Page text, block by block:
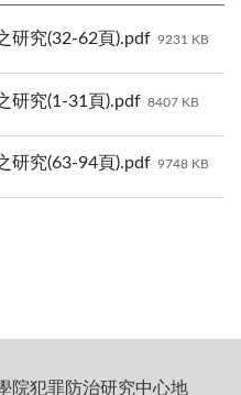
研究(32-62頁).pdf 9231 KB
研究(1-31頁).pdf 8407 KB
研究(63-94頁).pdf 9748 KB
院犯罪防治研究中心地